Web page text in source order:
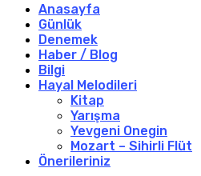
Anasayfa
Günlük
Denemek
Haber / Blog
Bilgi
Hayal Melodileri
Kitap
Yarışma
Yevgeni Onegin
Mozart – Sihirli Flüt
Önerileriniz